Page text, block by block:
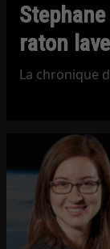
raton
La chronique